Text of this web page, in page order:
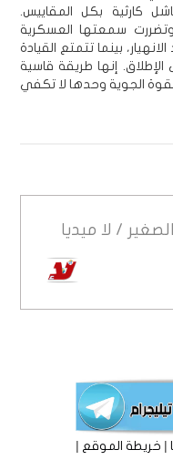
كارثية بكل المقاييس.
وتضررت سمعتها العسكرية
بينما تتمتع القيادة
الإطلاق. إنها طريقة قاسية
القوة الجوية وحدها لا تكفي
/ لا ميديا
|خريطة الموقع |